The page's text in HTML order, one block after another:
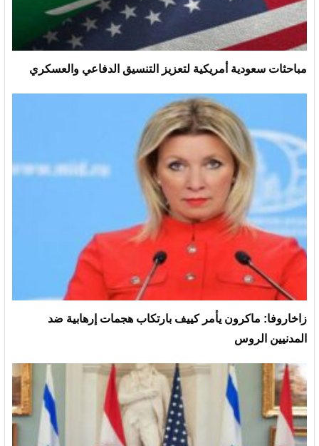
مباحثات سعودية أمريكية لتعزيز التنسيق الدفاعي والعسكري
زاخاروفا: ماكرون يأمر كييف بارتكاب هجمات إرهابية ضد
المدنيين الروس